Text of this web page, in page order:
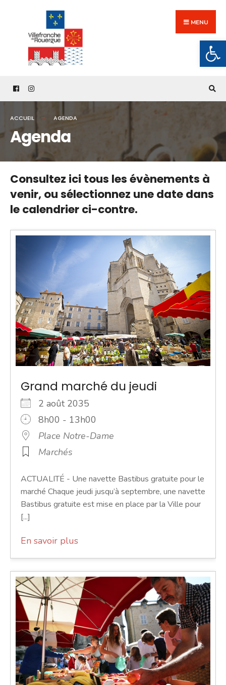
content
MENU
ACCUEIL AGENDA
Agenda
Consultez ici tous les évènements à
venir,ou sélectionnez une date dans
le calendrier ci-contre.
Grand marché du jeudi
2 août 2035
8h00 - 13h00
Place Notre-Dame
Marchés
ACTUALITÉ - Une navette Bastibus gratuite pour le
marché Chaque jeudi jusqu’à septembre, une navette
Bastibus gratuite est mise en place par la Ville pour
[...]
En savoir plus